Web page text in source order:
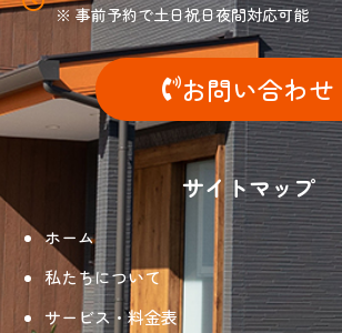
※ 事前予約で土日祝日夜間対応可能
お問い合わせ
サイトマップ
ホーム
私たちについて
サービス・料金表